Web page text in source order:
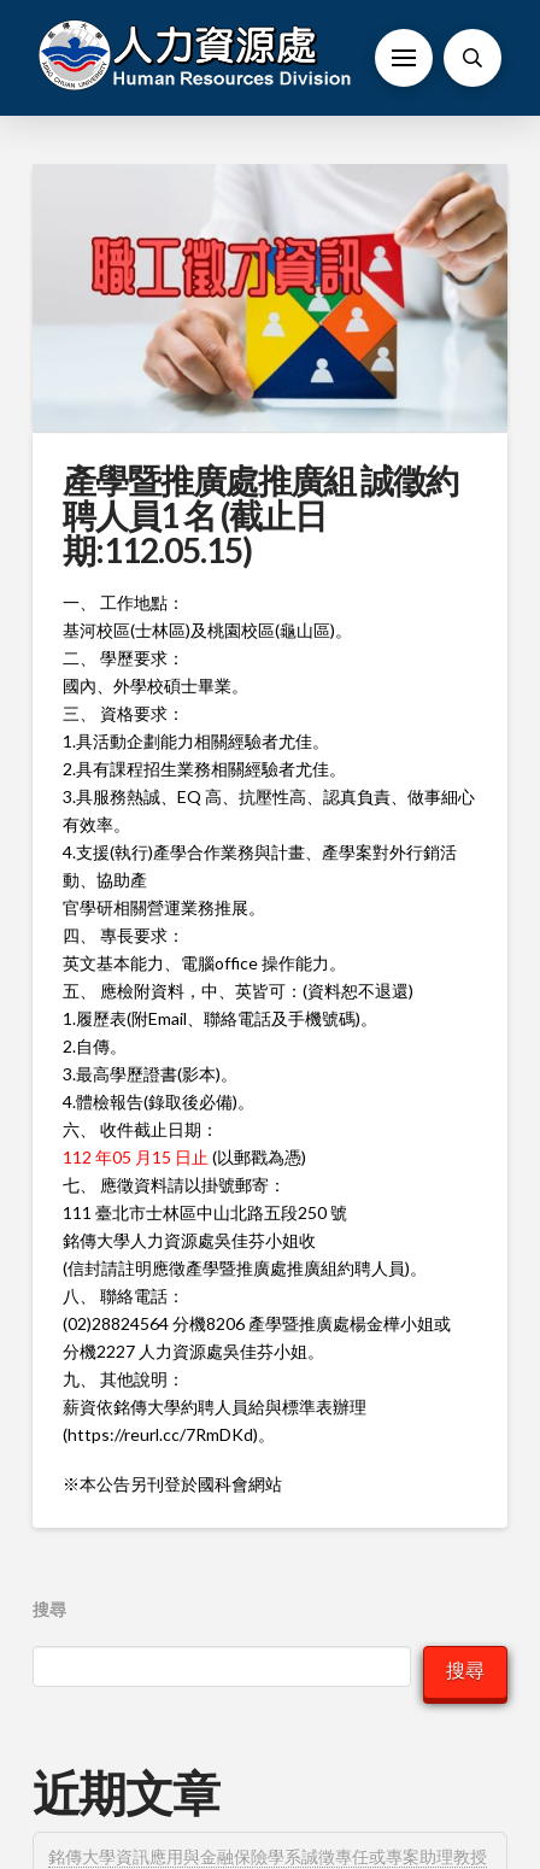
產學暨推廣處推廣組 誠徵約
聘人員1 名 (截止日
期:112.05.15)
一、 工作地點：
基河校區(士林區)及桃園校區(龜山區)。
二、 學歷要求：
國內、外學校碩士畢業。
三、 資格要求：
1.具活動企劃能力相關經驗者尤佳。
2.具有課程招生業務相關經驗者尤佳。
3.具服務熱誠、EQ 高、抗壓性高、認真負責、做事細心
有效率。
4.支援(執行)產學合作業務與計畫、產學案對外行銷活
動、協助產
官學研相關營運業務推展。
四、 專長要求：
英文基本能力、電腦office 操作能力。
五、 應檢附資料，中、英皆可：(資料恕不退還)
1.履歷表(附Email、聯絡電話及手機號碼)。
2.自傳。
3.最高學歷證書(影本)。
4.體檢報告(錄取後必備)。
六、 收件截止日期：
112 年05 月15 日止 (以郵戳為憑)
七、 應徵資料請以掛號郵寄：
111 臺北市士林區中山北路五段250 號
銘傳大學人力資源處吳佳芬小姐收
(信封請註明應徵產學暨推廣處推廣組約聘人員)。
八、 聯絡電話：
(02)28824564 分機8206 產學暨推廣處楊金樺小姐或
分機2227 人力資源處吳佳芬小姐。
九、 其他說明：
薪資依銘傳大學約聘人員給與標準表辦理
(https://reurl.cc/7RmDKd)。
※本公告另刊登於國科會網站
搜尋
搜尋
近期文章
銘傳大學資訊應用與金融保險學系誠徵專任或專案助理教授